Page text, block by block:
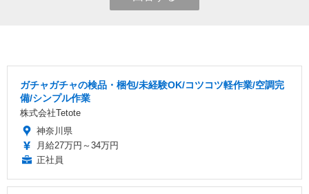
ガチャガチャの検品・梱包/未経験OK/コツコツ軽作業/空調完
備/シンプル作業
株式会社Tetote
神奈川県
月給27万円～34万円
正社員